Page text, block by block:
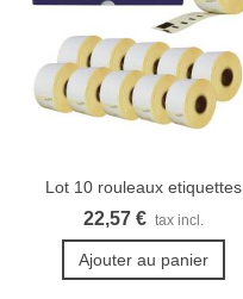
Lot 10 rouleaux etiquettes
Seiko...
22,57 € tax incl.
Ajouter au panier